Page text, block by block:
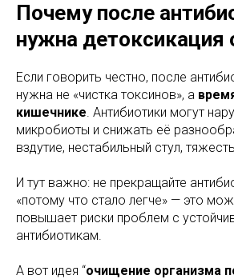
Почему после
нужна детоксикация
Если говорить честно, после
нужна не «чистка токсинов», а
кишечнике. Антибиотики могут
микробиоты и снижать её
вздутие, нестабильный стул,
И тут важно: не прекращайте
«потому что стало легче» — это
повышает риски проблем с
антибиотикам.
А вот идея “очищение организма